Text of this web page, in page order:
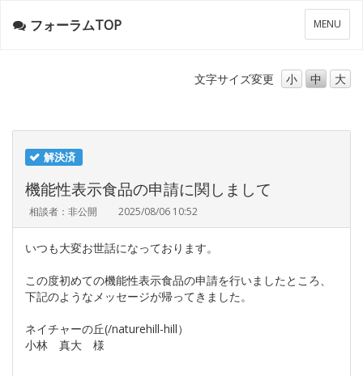
メ
ニ
ー
MENU
フォーラムTOP
文字サイズ変更 小 中 大
解決済
機能性表示食品の申請に関しまして
相談者：非公開 2025/08/06 10:52
いつも大変お世話になっております。
この度初めての機能性表示食品の申請を行いましたところ、
下記のようなメッセージが帰ってきました。
ネイチャーの丘(/naturehill-hill）
小林 真大 様